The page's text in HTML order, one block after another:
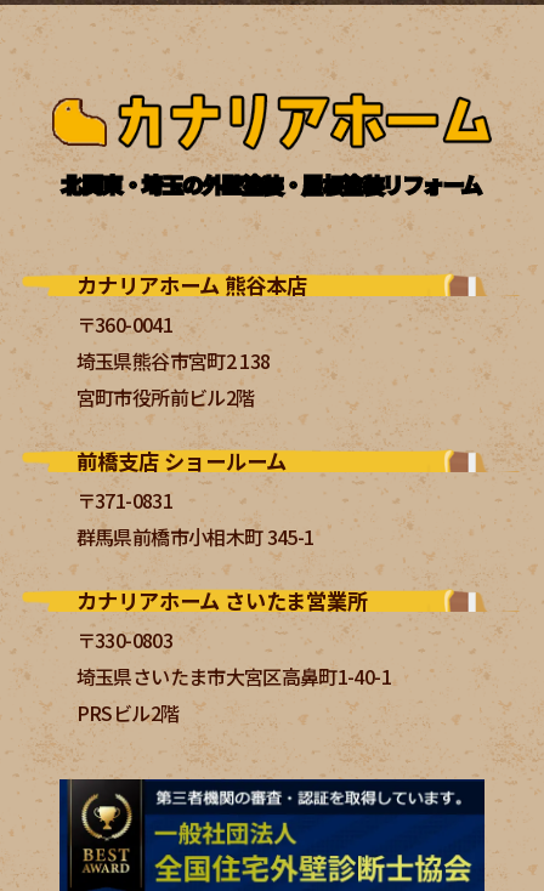
北関東・埼玉の外壁塗装・屋根塗装リフォーム
カナリアホーム 熊谷本店
〒360-0041
埼玉県熊谷市宮町2 138
宮町市役所前ビル2階
前橋支店 ショールーム
〒371-0831
群馬県前橋市小相木町 345-1
カナリアホーム さいたま営業所
〒330-0803
埼玉県さいたま市大宮区高鼻町1-40-1
PRSビル2階